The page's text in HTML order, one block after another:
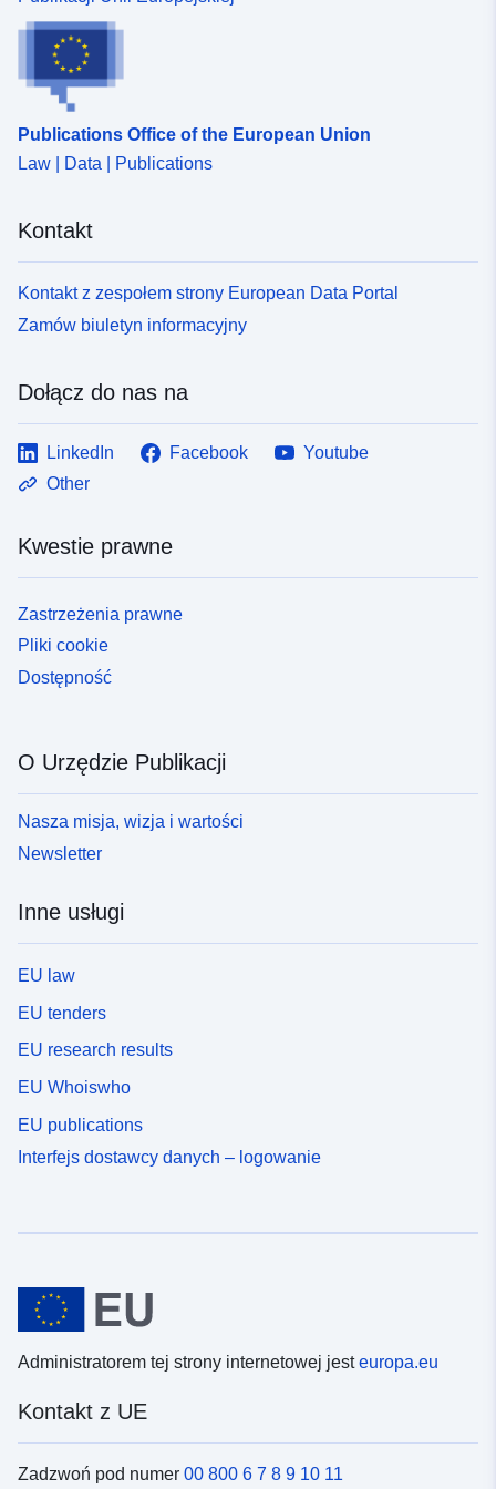
Publications Office of the European Union
Law | Data | Publications
Kontakt
Kontakt z zespołem strony European Data Portal
Zamów biuletyn informacyjny
Dołącz do nas na
LinkedIn Facebook
Youtube
Other
Kwestie prawne
Zastrzeżenia prawne
Pliki cookie
Dostępność
O Urzędzie Publikacji
Nasza misja, wizja i wartości
Newsletter
Inne usługi
EU law
EU tenders
EU research results
EU Whoiswho
EU publications
Interfejs dostawcy danych – logowanie
Administratorem tej strony internetowej jesteuropa.eu
Kontakt z UE
Zadzwoń pod numer 00 800 6 7 8 9 10 11